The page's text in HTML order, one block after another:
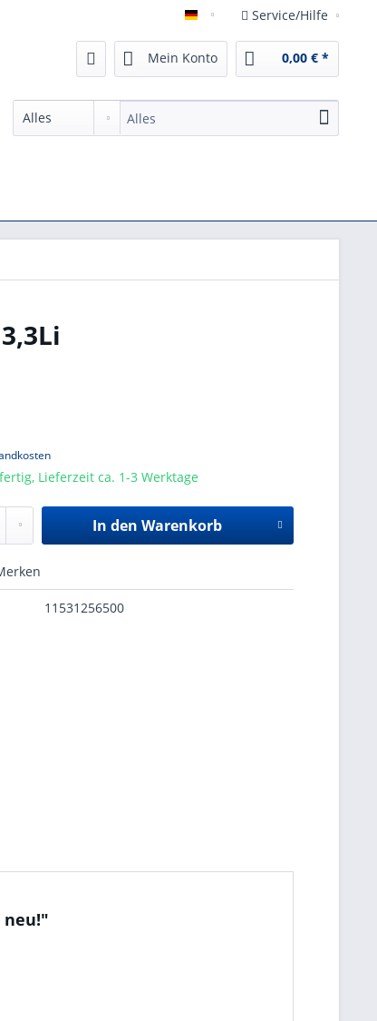
German Service/Hilfe
Mein Konto 0,00 € *
Lieferzeit ca. 1-3 Werktage
In den Warenkorb
11531256500
neu!"